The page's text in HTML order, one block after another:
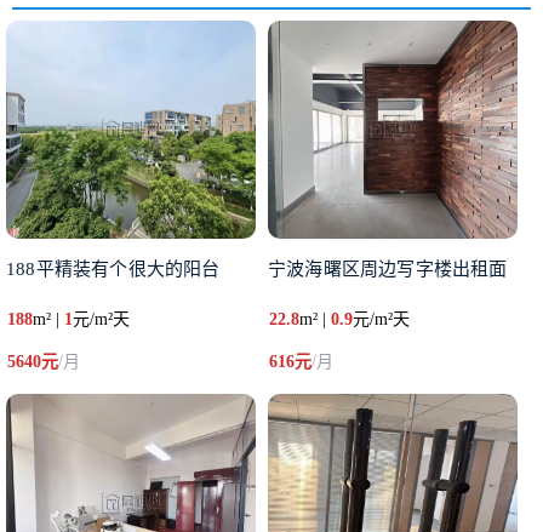
188平精装有个很大的阳台
188m² | 1元/m²天
5640元/月
宁波海曙区周边写字楼出租面
22.8m² |0.9元/m²天
616元/月